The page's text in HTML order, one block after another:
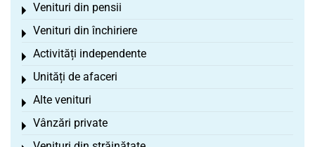
Venituri din pensii
Toggle menu
Venituri din închiriere
Toggle menu
Activități independente
Toggle menu
Unități de afaceri
Toggle menu
Alte venituri
Toggle menu
Vânzări private
Toggle menu